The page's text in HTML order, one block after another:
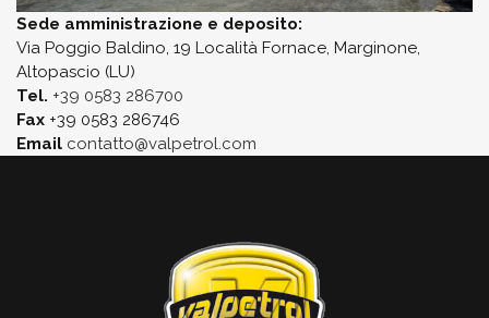
Sede amministrazione e deposito:
Via Poggio Baldino, 19 Località Fornace, Marginone,
Altopascio (LU)
Tel. +39 0583 286700
Fax +39 0583 286746
Email contatto@valpetrol.com